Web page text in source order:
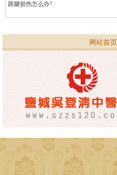
跟腱损伤怎么办?
网站首页